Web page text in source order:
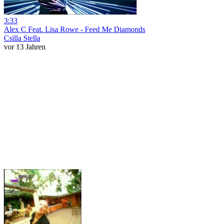
3:33
Alex C Feat. Lisa Rowe - Feed Me Diamonds
Csilla Stella
vor 13 Jahren